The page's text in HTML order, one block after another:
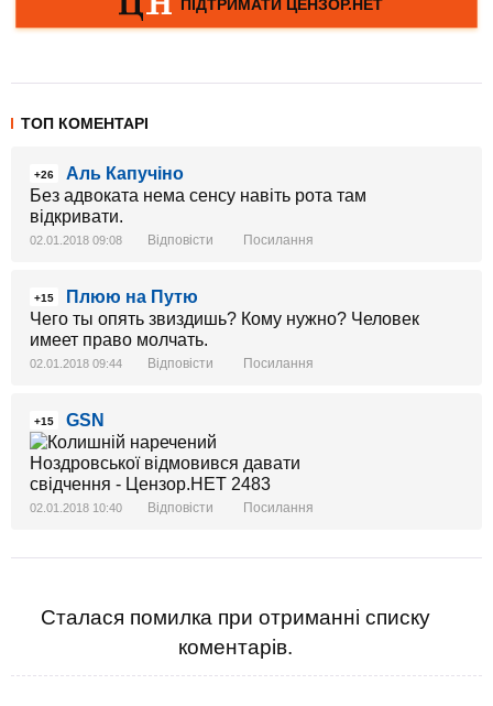
ТОП КОМЕНТАРІ
+26
Аль Капучіно
Без адвоката нема сенсу навіть рота там
відкривати.
02.01.2018 09:08 Відповісти Посилання
+15
Плюю на Путю
Чего ты опять звиздишь? Кому нужно? Человек
имеет право молчать.
02.01.2018 09:44 Відповісти Посилання
+15 GSN
02.01.2018 10:40 Відповісти Посилання
Сталася помилка при отриманні списку
коментарів.